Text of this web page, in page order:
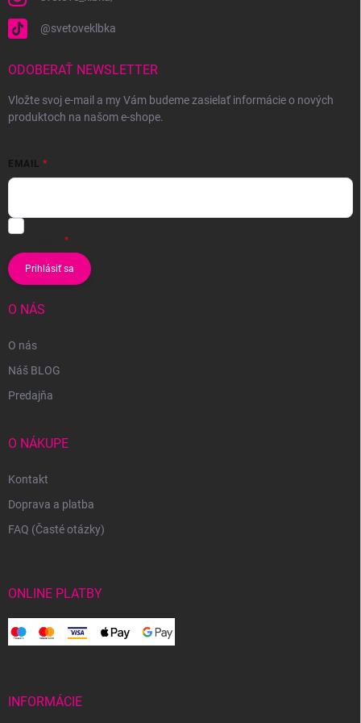
@svetoveklbka
ODOBERAŤ NEWSLETTER
Vložte svoj e-mail a my Vám budeme zasielať informácie o nových
produktoch na našom e-shope.
EMAIL
Prihlásiť sa
O NÁS
O nás
Náš BLOG
Predajňa
O NÁKUPE
Kontakt
Doprava a platba
FAQ (Časté otázky)
ONLINE PLATBY
INFORMÁCIE